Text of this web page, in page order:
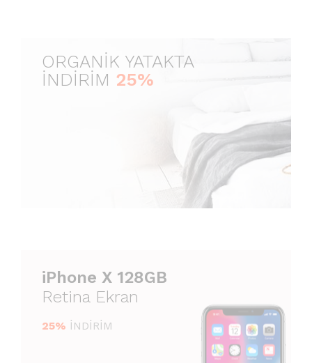
ORGANİK YATAKTA
İNDİRİM 25%
iPhone X 128GB
Retina Ekran
25% İNDİRİM